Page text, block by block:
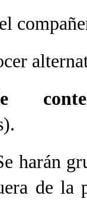
harán
de la